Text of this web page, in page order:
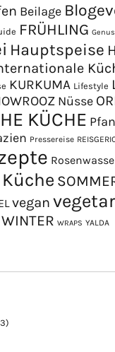
Beilage
FRÜHLING
Hauptspeise
KURKUMA Lifestyle
Nüsse
KÜCHE
Pressereise
vegan
WINTER WRAPS YALDA